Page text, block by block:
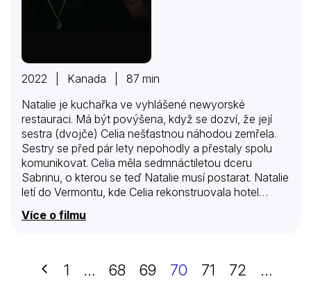
2022 | Kanada | 87 min
Natalie je kuchařka ve vyhlášené newyorské
restauraci. Má být povýšena, když se dozví, že její
sestra (dvojče) Celia nešťastnou náhodou zemřela.
Sestry se před pár lety nepohodly a přestaly spolu
komunikovat. Celia měla sedmnáctiletou dceru
Sabrinu, o kterou se teď Natalie musí postarat. Natalie
letí do Vermontu, kde Celia rekonstruovala hotel
Hannaway, ve kterém se svou dcerou Sabrinou
bydlela. Hotel je strašidelný, dějí se v něm divné věci a
se nikam přestěhovat nechce, chce zůstat se svým
přitelem Elijahem…
Více o filmu
Předchozí
1 … 68 69 70 71 72
…